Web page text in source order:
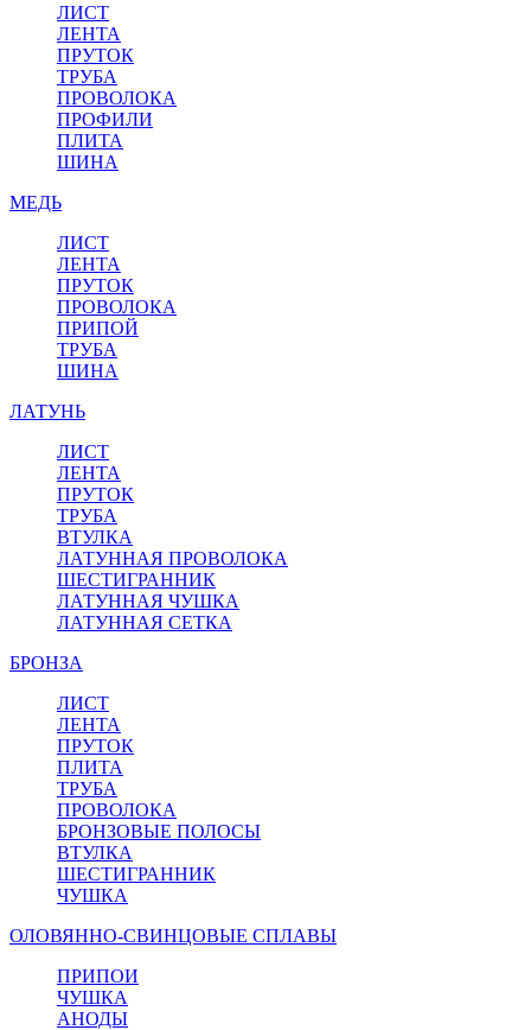
ЛИСТ
ЛЕНТА
ПРУТОК
ТРУБА
ПРОВОЛОКА
ПРОФИЛИ
ПЛИТА
ШИНА
МЕДЬ
ЛИСТ
ЛЕНТА
ПРУТОК
ПРОВОЛОКА
ПРИПОЙ
ТРУБА
ШИНА
ЛАТУНЬ
ЛИСТ
ЛЕНТА
ПРУТОК
ТРУБА
ВТУЛКА
ЛАТУННАЯ ПРОВОЛОКА
ШЕСТИГРАННИК
ЛАТУННАЯ ЧУШКА
ЛАТУННАЯ СЕТКА
БРОНЗА
ЛИСТ
ЛЕНТА
ПРУТОК
ПЛИТА
ТРУБА
ПРОВОЛОКА
БРОНЗОВЫЕ ПОЛОСЫ
ВТУЛКА
ШЕСТИГРАННИК
ЧУШКА
ОЛОВЯННО-СВИНЦОВЫЕ СПЛАВЫ
ПРИПОИ
ЧУШКА
АНОДЫ